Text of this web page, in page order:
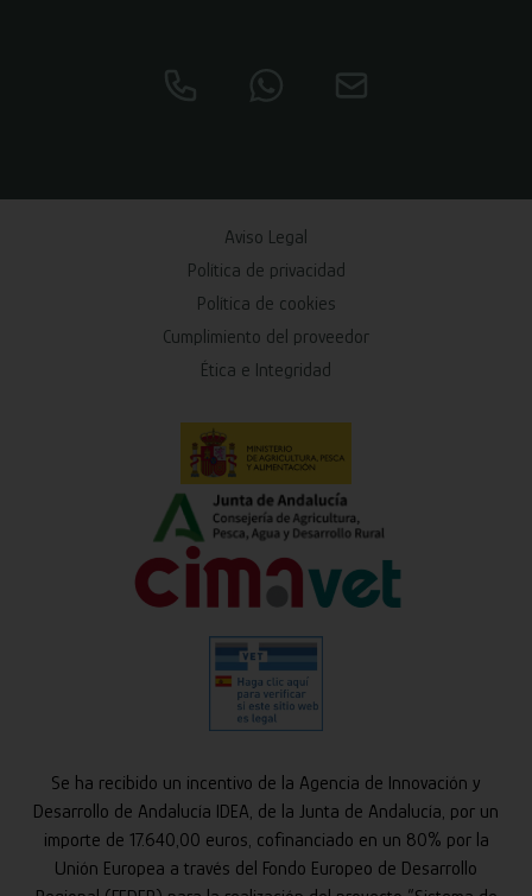
Aviso Legal
Política de privacidad
Política de cookies
Cumplimiento del proveedor
Ética e Integridad
Se ha recibido un incentivo de la Agencia de Innovación y
Desarrollo de Andalucía IDEA, de la Junta de Andalucía, por un
importe de 17.640,00 euros, cofinanciado en un 80% por la
Unión Europea a través del Fondo Europeo de Desarrollo